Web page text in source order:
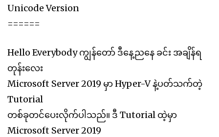
Unicode Version
======
Hello Everybody ကျွန်တော် ဒီနေ့ညနေ ခင်း အချိန်ရ
တုန်းလေး
Microsoft Server 2019 မှာ Hyper-V နဲ့ပတ်သက်တဲ့
Tutorial
တစ်ခုတင်ပေးလိုက်ပါသည်။ ဒီ Tutorial ထဲ့မှာ
Microsoft Server 2019